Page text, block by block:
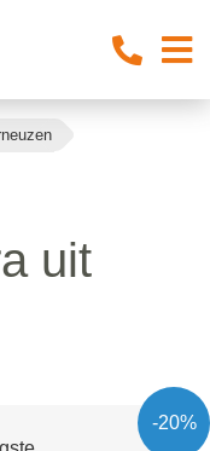
uit
-20%